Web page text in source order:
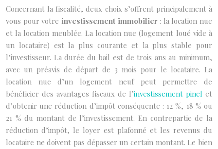
Concernant la fiscalité, deux choix s’offrent principalement à
vous pour votre investissement immobilier: la location nue
et la location meublée. La location nue (logement loué vide à
un locataire) est la plus courante et la plus stable pour
l’investisseur. La durée du bail est de trois ans au minimum,
avec un préavis de départ de 3 mois pour le locataire. La
location nue d’un logement neuf peut permettre de
bénéficier des avantages fiscaux de l’investissement pinel et
d’obtenir une réduction d’impôt conséquente : 12 %, 18 % ou
21 % du montant de l’investissement. En contrepartie de la
réduction d’impôt, le loyer est plafonné et les revenus du
locataire ne doivent pas dépasser un certain montant. Le bien